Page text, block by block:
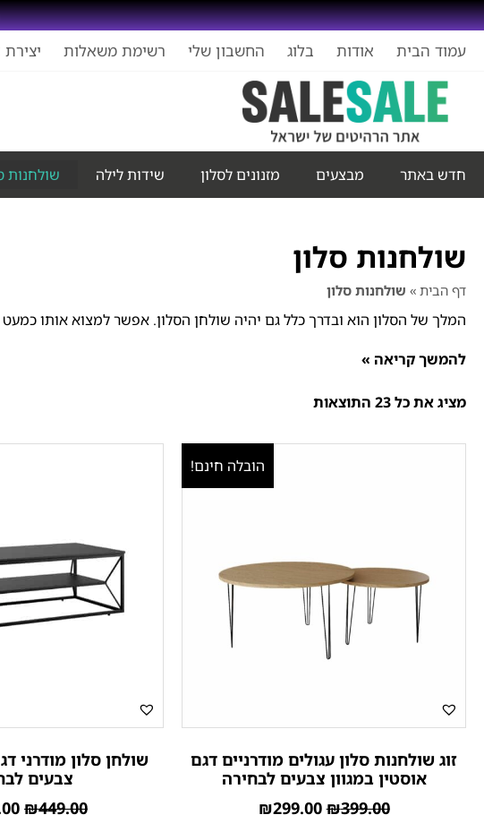
עמוד הבית אודות בלוג החשבון שלי רשימת משאלות
חדש באתר מבצעים מזנונים לסלון שידות לילה שולחנות
שולחנות סלון
דף הבית » שולחנות סלון
המלך של הסלון הוא ובדרך כלל גם יהיה שולחן הסלון. אפשר למצוא אותו כמעט
להמשך קריאה »
מציג את כל 23 התוצאות
הובלה חינם!
זוג שולחנות סלון עגולים מודרניים דגם
אוסטין במגוון צבעים לבחירה
₪399.00
₪299.00
שולחן סלון מודרני
צבעים
₪449.00